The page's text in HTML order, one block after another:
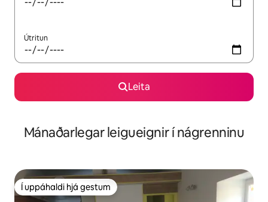
Útritun
Leita
Mánaðarlegar leigueignir í nágrenninu
Í uppáhaldi hjá gestum
Í uppáhaldi hjá gestum